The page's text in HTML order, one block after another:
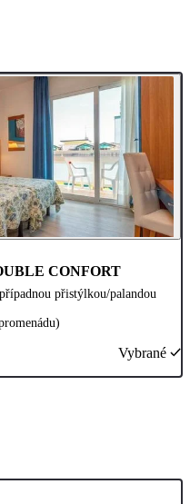
CONFORT
přistýlkou/palandou
Vybrané